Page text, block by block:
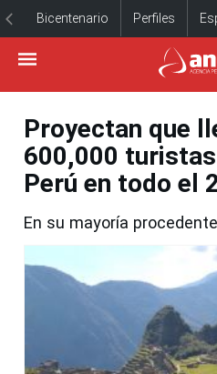
Bicentenario Perfiles
Proyectan que
600,000
Perú en todo el
En su mayoría